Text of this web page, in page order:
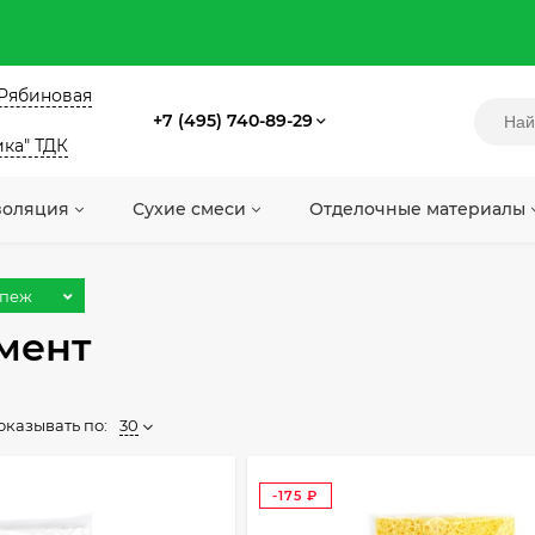
ТДК
+7 (495) 740-89-29
Сухие смеси Отделочные материалы
по: 30
-175